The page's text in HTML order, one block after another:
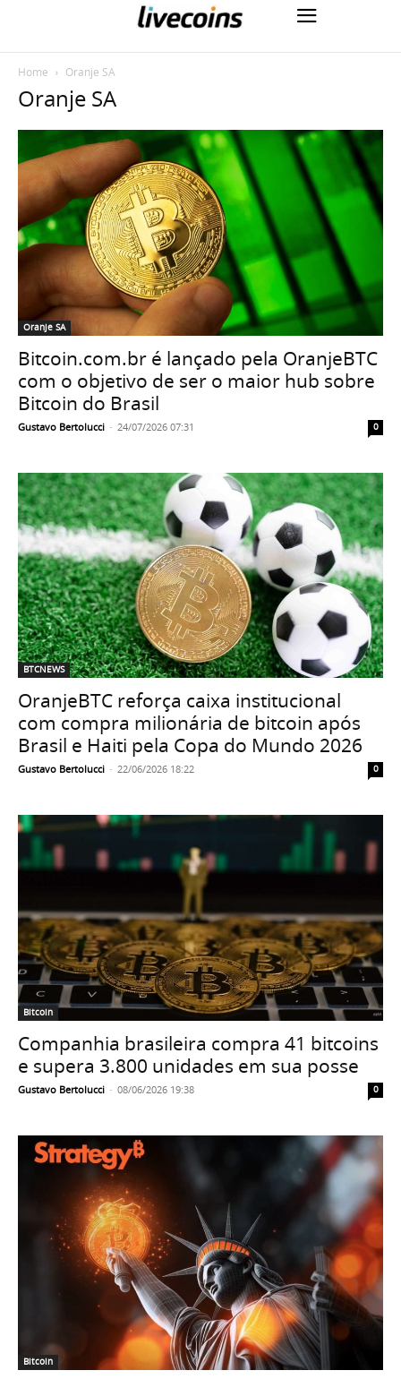
Home Oranje SA
Oranje SA
Oranje SA
Bitcoin.com.br é lançado pela OranjeBTC
com o objetivo de ser o maior hub sobre
Bitcoin do Brasil
Gustavo Bertolucci - 24/07/2026 07:31 0
BTCNEWS
OranjeBTC reforça caixa institucional
com compra milionária de bitcoin após
Brasil e Haiti pela Copa do Mundo 2026
Gustavo Bertolucci - 22/06/2026 18:22 0
Bitcoin
Companhia brasileira compra 41 bitcoins
e supera 3.800 unidades em sua posse
Gustavo Bertolucci - 08/06/2026 19:38 0
Bitcoin